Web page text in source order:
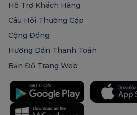
Hỗ Trợ Khách Hàng
Câu Hỏi Thường Gặp
Cộng Đồng
Hướng Dẫn Thanh Toán
Bản Đồ Trang Web